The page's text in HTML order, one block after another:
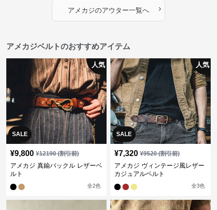
アメカジのアウター一覧へ ›
アメカジベルトのおすすめアイテム
SALE
人気
¥9,800 ¥12190(割引前)
アメカジ 真鍮バックル レザーベ
ルト
全2色
SALE
人気
¥7,320 ¥9520(割引前)
アメカジ ヴィンテージ風レザー
カジュアルベルト
全3色